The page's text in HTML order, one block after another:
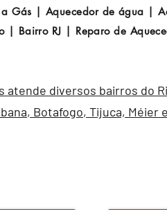
Gás | Aquecedor de água |
| Bairro RJ | Reparo de
atende diversos bairros do
, Botafogo, Tijuca, Méier